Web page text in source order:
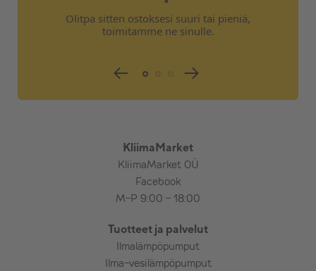
Olitpa sitten ostoksesi suuri tai pieniä,
toimitamme ne sinulle.
KliimaMarket
KliimaMarket OÜ
Facebook
M-P 9:00 - 18:00
Tuotteet ja palvelut
Ilmalämpöpumput
Ilma-vesilämpöpumput